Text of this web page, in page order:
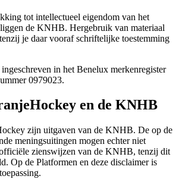
tot intellectueel eigendom van het
de KNHB. Hergebruik van materiaal
je daar vooraf schriftelijke toestemming
ingeschreven in het Benelux merkenregister
0979023.
en de KNHB
zijn uitgaven van de KNHB. De op de
meningsuitingen mogen echter niet
zienswijzen van de KNHB, tenzij dit
Op de Platformen en deze disclaimer is